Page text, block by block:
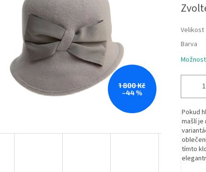
1 800 Kč
–44 %
cena:
Velikost
Barva
Pokud
mašlí je
tímto